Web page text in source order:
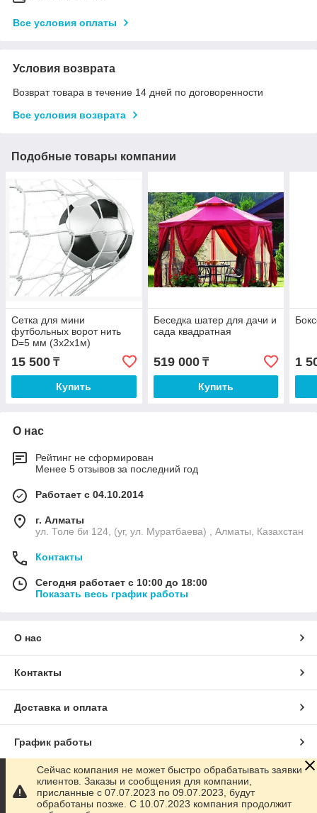
Все условия оплаты
Условия возврата
Возврат товара в течение 14 дней по договоренности
Все условия возврата
Подобные товары компании
Сетка для мини
футбольных ворот нить
D=5 мм (3х2х1м)
15 500 ₸
Купить
Беседка шатер для дачи и
сада квадратная
519 000₸
Купить
1
О нас
Рейтинг не сформирован
Менее 5 отзывов за последний год
Работает с 04.10.2014
г. Алматы
ул. Толе би 124, (уг, ул. Муратбаева) , Алматы, Казахстан
Контакты
Сегодня работает с 10:00 до 18:00
Показать весь график работы
О нас
Контакты
Доставка и оплата
График работы
Полная версия сайта
Сейчас компания не может быстро обрабатывать заявки
клиентов. Заказы и сообщения для компании,
присланные с 07.07.2023 по 09.07.2023, будут
обработаны позже. С 10.07.2023 компания продолжит